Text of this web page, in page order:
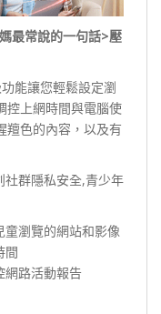
最常說的一句話>壓
能讓您輕鬆設定瀏
控上網時間與電腦使
羶色的內容，以及有
社群隱私安全,青少年
瀏覽的網站和影像
間
網路活動報告